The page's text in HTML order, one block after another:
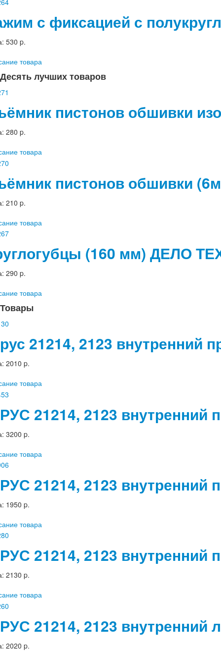
с фиксацией с
530 p.
товара
Десять лучших товаров
пистонов обшивки
280 p.
товара
пистонов обшивки
210 p.
товара
(160 мм) ДЕЛО
290 p.
товара
Товары
21214, 2123 внутренний
2010 p.
товара
21214, 2123 внутренний
3200 p.
товара
21214, 2123 внутренний
1950 p.
товара
21214, 2123 внутренний
2130 p.
товара
21214, 2123 внутренний
2020 p.